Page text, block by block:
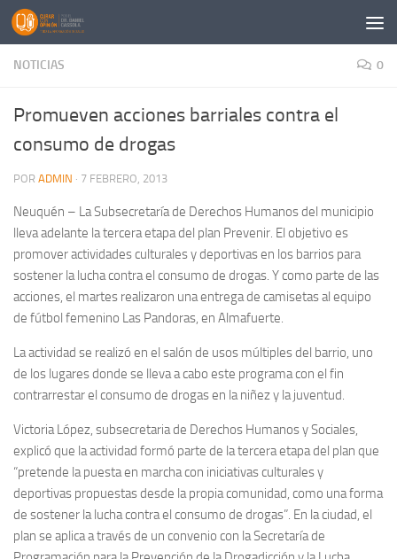
Saltar al contenido
NOTICIAS 0
Promueven acciones barriales contra el
consumo de drogas
POR ADMIN · 7 FEBRERO, 2013
Neuquén – La Subsecretaría de Derechos Humanos del municipio
lleva adelante la tercera etapa del plan Prevenir. El objetivo es
promover actividades culturales y deportivas en los barrios para
sostener la lucha contra el consumo de drogas. Y como parte de las
acciones, el martes realizaron una entrega de camisetas al equipo
de fútbol femenino Las Pandoras, en Almafuerte.
La actividad se realizó en el salón de usos múltiples del barrio, uno
de los lugares donde se lleva a cabo este programa con el fin
contrarrestar el consumo de drogas en la niñez y la juventud.
Victoria López, subsecretaria de Derechos Humanos y Sociales,
explicó que la actividad formó parte de la tercera etapa del plan que
“pretende la puesta en marcha con iniciativas culturales y
deportivas propuestas desde la propia comunidad, como una forma
de sostener la lucha contra el consumo de drogas”. En la ciudad, el
plan se aplica a través de un convenio con la Secretaría de